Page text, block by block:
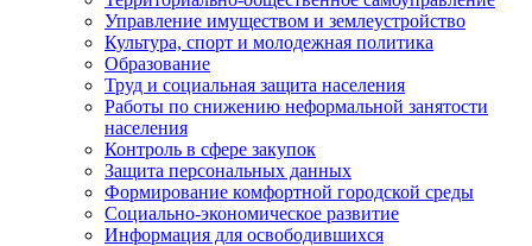
Управление имуществом и землеустройство
Культура, спорт и молодежная политика
Образование
Труд и социальная защита населения
Работы по снижению неформальной занятости
населения
Контроль в сфере закупок
Защита персональных данных
Формирование комфортной городской среды
Социально-экономическое развитие
Информация для освободившихся